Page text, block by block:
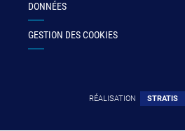
DONNÉES
GESTION DES COOKIES
RÉALISATION STRATIS